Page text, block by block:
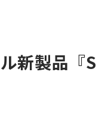
新製品『